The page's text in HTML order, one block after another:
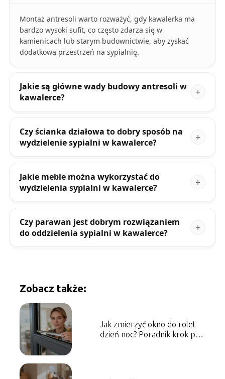
Montaż antresoli warto rozważyć, gdy kawalerka ma
bardzo wysoki sufit, co często zdarza się w
kamienicach lub starym budownictwie, aby zyskać
dodatkową przestrzeń na sypialnię.
Jakie są główne wady budowy antresoli w
kawalerce?
Czy ścianka działowa to dobry sposób na
wydzielenie sypialni w kawalerce?
Jakie meble można wykorzystać do
wydzielenia sypialni w kawalerce?
Czy parawan jest dobrym rozwiązaniem
do oddzielenia sypialni w kawalerce?
Zobacz także:
Jak zmierzyć okno do rolet
dzień noc? Poradnik krok po